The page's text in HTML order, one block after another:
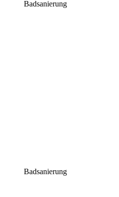
Badsanierung
Badsanierung